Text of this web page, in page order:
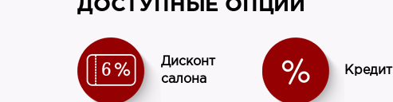
ДОСТУПНЫЕ ОПЦИИ
Дисконт
салона
Кредит